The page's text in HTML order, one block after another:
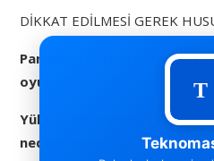
DİKKAT EDİLMESİ GEREK
Panik Acil durum Enkaz
Yüksek ses nedeni ile İşitme
nedenolabilir.